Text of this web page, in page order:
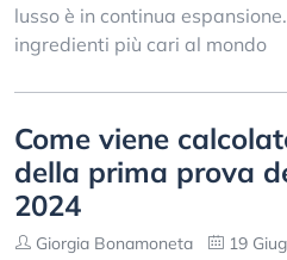
lusso è in continua
ingredienti più cari al mondo
Come viene
della prima prova
2024
Giorgia Bonamoneta 19